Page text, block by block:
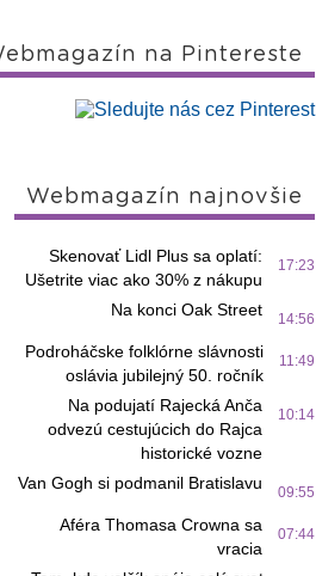
na Pintereste
Webmagazín najnovšie
17:23
Skenovať Lidl Plus sa oplatí:
Ušetrite viac ako 30% z nákupu
14:56
Na konci Oak Street
11:49
Podroháčske folklórne slávnosti
oslávia jubilejný 50. ročník
10:14
Na podujatí Rajecká Anča
odvezú cestujúcich do Rajca
historické vozne
09:55
Van Gogh si podmanil Bratislavu
07:44
Aféra Thomasa Crowna sa
vracia